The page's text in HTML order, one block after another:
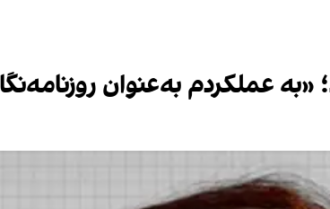
عملکردم به‌عنوان